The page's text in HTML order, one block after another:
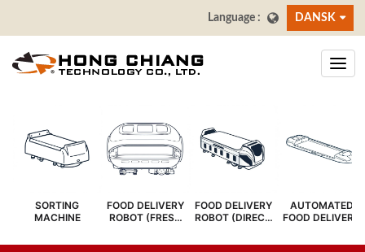
DANSK
SORTING
MACHINE
FOOD DELIVERY
ROBOT (FRESH
FOOD DELIVERY
ROBOT (DIRECT
AUTOMATED
FOOD DELIVERY